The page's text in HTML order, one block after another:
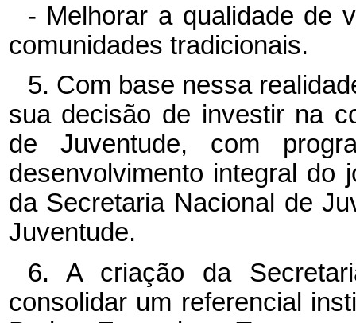
- Melhorar a qualidade de
comunidades tradicionais.
5. Com base nessa
sua decisão de investir na
de Juventude, com
desenvolvimento integral do
da Secretaria Nacional de
Juventude.
6. A criação da
consolidar um referencial